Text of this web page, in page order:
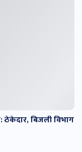
बिजली विभाग